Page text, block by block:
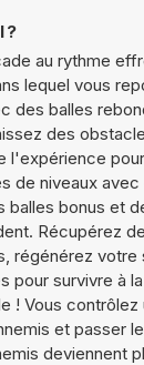
?
au rythme
lequel vous
des balles
des
l'expérience
de niveaux
balles bonus et
Récupérez
régénérez votre
pour survivre à
! Vous contrôlez
et passer
deviennent